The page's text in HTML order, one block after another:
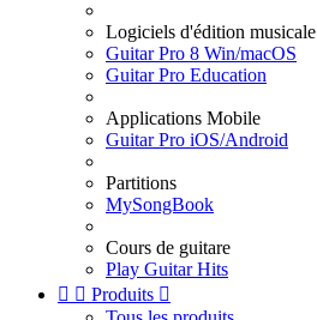
Logiciels d'édition musicale
Guitar Pro 8 Win/macOS
Guitar Pro Education
Applications Mobile
Guitar Pro iOS/Android
Partitions
MySongBook
Cours de guitare
Play Guitar Hits
  Produits 